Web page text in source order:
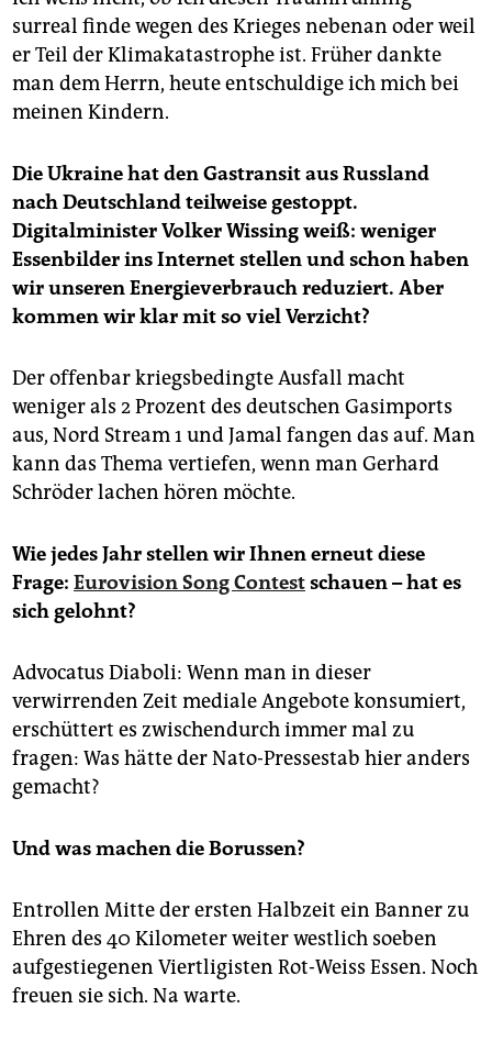
surreal finde wegen des Krieges nebenan oder weil
er Teil der Klimakatastrophe ist. Früher dankte
man dem Herrn, heute entschuldige ich mich bei
meinen Kindern.
Die Ukraine hat den Gas­transit aus Russland
nach Deutschland teilweise gestoppt.
Digitalminister Volker Wissing weiß: weniger
Essenbilder ins Internet stellen und schon haben
wir unseren Energieverbrauch reduziert. Aber
kommen wir klar mit so viel Verzicht?
Der offenbar kriegsbedingte Ausfall macht
weniger als 2 Prozent des deutschen Gasimports
aus, Nord Stream 1 und Jamal fangen das auf. Man
kann das Thema vertiefen, wenn man Gerhard
Schröder lachen hören möchte.
Wie jedes Jahr stellen wir Ihnen erneut diese
Frage: Eurovision Song Contestschauen – hat es
sich gelohnt?
Advocatus Diaboli: Wenn man in dieser
verwirrenden Zeit mediale Angebote konsumiert,
erschüttert es zwischendurch immer mal zu
fragen: Was hätte der Nato-Pressestab hier anders
gemacht?
Und was machen die Borussen?
Entrollen Mitte der ersten Halbzeit ein Banner zu
Ehren des 40 Kilometer weiter westlich soeben
aufgestiegenen Viertligisten Rot-Weiss Essen. Noch
freuen sie sich. Na warte.